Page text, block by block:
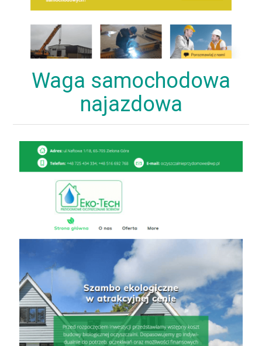
Waga samochodowa
najazdowa